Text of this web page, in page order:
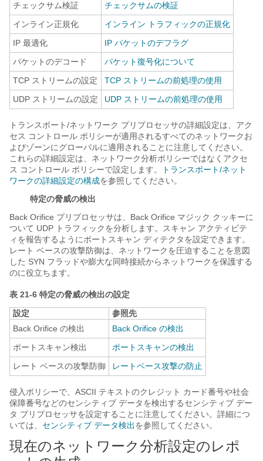
チェックサム検証
チェックサムの検証
インライン正規化
インライン トラフィックの正規化
IP 最適化
IP パケットのデフラグ
パケットのデコード
パケット復号化について
TCP ストリームの設定
TCP ストリームの前処理の使用
UDP ストリームの設定
UDP ストリームの前処理の使用
トランスポート/ネットワーク プリプロセッサの詳細設定は、アク
セス コントロール ポリシーが適用されるすべてのネットワークお
よびゾーンにグローバルに適用されることに注意してください。
これらの詳細設定は、ネットワーク分析ポリシーではなくアクセ
ス コントロール ポリシーで設定します。
トランスポート/ネット
ワークの詳細設定の構成を参照してください。
特定の脅威の検出
Back Orifice プリプロセッサは、Back Orifice マジック クッキーに
ついて UDP トラフィックを分析します。スキャン アクティビテ
ィを報告するようにポートスキャン ディテクタを設定できます。
レート ベースの攻撃防御は、ネットワークを圧迫することを意図
した SYN フラッドや膨大な同時接続からネットワークを保護する
のに役立ちます。
表 21-6 特定の脅威の検出の設定
設定
参照先
Back Orifice の検出
Back Orifice の検出
ポートスキャン検出
ポートスキャンの検出
レート ベースの攻撃防御
レートベース攻撃の防止
侵入ポリシーで、ASCII テキストのクレジット カード番号や社会
保障番号などのセンシティブ データを検出するセンシティブ デー
タ プリプロセッサを設定することに注意してください。詳細につ
いては、 センシティブ データ検出を参照してください。
現在のネットワーク分析設定のレポ